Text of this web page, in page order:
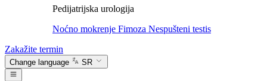
Pedijatrijska urologija
Noćno mokrenje Fimoza Nespušteni testis
Zakažite termin
Change language SR